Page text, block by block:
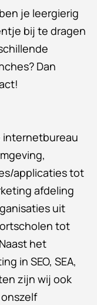
je leergierig
bij te dragen
Dan
internetbureau
applicaties tot
afdeling
uit
tot
het
in SEO, SEA,
zijn wij ook